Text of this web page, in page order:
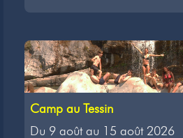
Camp au Tessin
Du 9 août au 15 août 2026